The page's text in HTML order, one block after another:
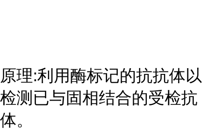
原理:利用酶标记的抗抗体以
检测已与固相结合的受检抗
体。